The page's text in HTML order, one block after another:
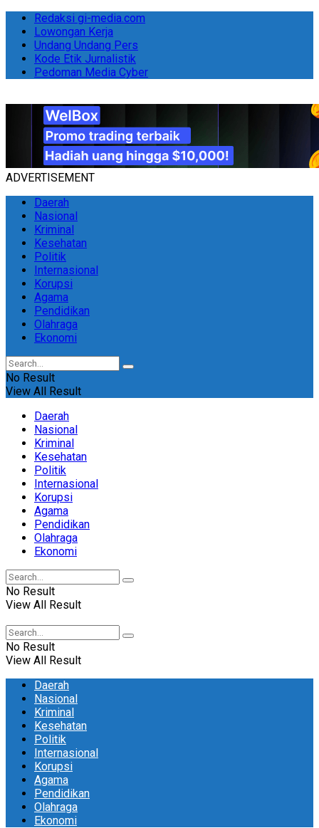
Redaksi gi-media.com
Lowongan Kerja
Undang Undang Pers
Kode Etik Jurnalistik
Pedoman Media Cyber
ADVERTISEMENT
Daerah
Nasional
Kriminal
Kesehatan
Politik
Internasional
Korupsi
Agama
Pendidikan
Olahraga
Ekonomi
No Result
View All Result
Daerah
Nasional
Kriminal
Kesehatan
Politik
Internasional
Korupsi
Agama
Pendidikan
Olahraga
Ekonomi
No Result
View All Result
No Result
View All Result
Daerah
Nasional
Kriminal
Kesehatan
Politik
Internasional
Korupsi
Agama
Pendidikan
Olahraga
Ekonomi